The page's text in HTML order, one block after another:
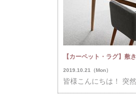
【カーペット・ラグ】敷
2019.10.21（Mon）
皆様こんにちは！ 突